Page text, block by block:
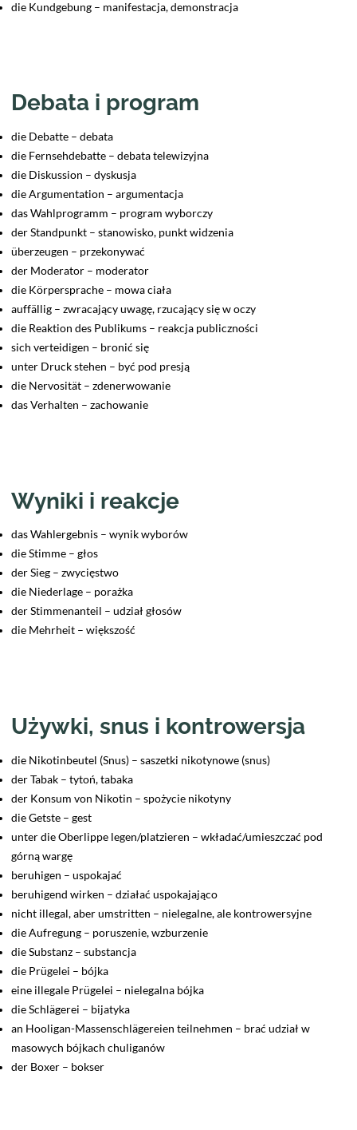
die Kundgebung – manifestacja, demonstracja
Debata i program
die Debatte – debata
die Fernsehdebatte – debata telewizyjna
die Diskussion – dyskusja
die Argumentation – argumentacja
das Wahlprogramm – program wyborczy
der Standpunkt – stanowisko, punkt widzenia
überzeugen – przekonywać
der Moderator – moderator
die Körpersprache – mowa ciała
auffällig – zwracający uwagę, rzucający się w oczy
die Reaktion des Publikums – reakcja publiczności
sich verteidigen – bronić się
unter Druck stehen – być pod presją
die Nervosität – zdenerwowanie
das Verhalten – zachowanie
Wyniki i reakcje
das Wahlergebnis – wynik wyborów
die Stimme – głos
der Sieg – zwycięstwo
die Niederlage – porażka
der Stimmenanteil – udział głosów
die Mehrheit – większość
Używki, snus i kontrowersja
die Nikotinbeutel (Snus) – saszetki nikotynowe (snus)
der Tabak – tytoń, tabaka
der Konsum von Nikotin – spożycie nikotyny
die Getste – gest
unter die Oberlippe legen/platzieren – wkładać/umieszczać pod
górną wargę
beruhigen – uspokajać
beruhigend wirken – działać uspokajająco
nicht illegal, aber umstritten – nielegalne, ale kontrowersyjne
die Aufregung – poruszenie, wzburzenie
die Substanz – substancja
die Prügelei – bójka
eine illegale Prügelei – nielegalna bójka
die Schlägerei – bijatyka
an Hooligan-Massenschlägereien teilnehmen – brać udział w
masowych bójkach chuliganów
der Boxer – bokser